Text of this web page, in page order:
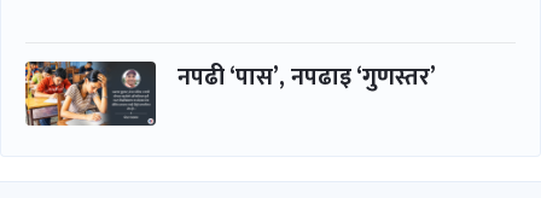
नपढी ‘पास’, नपढाइ ‘गुणस्तर’